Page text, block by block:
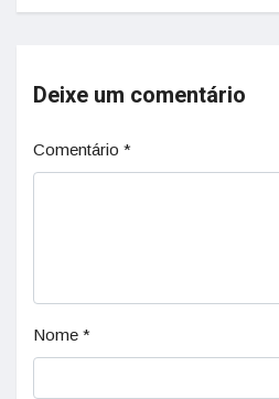
Deixe um comentário
Comentário *
Nome *